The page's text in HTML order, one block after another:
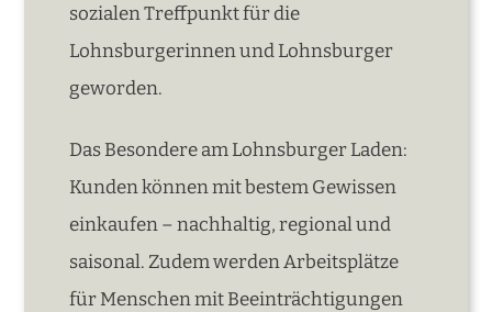
sozialen Treffpunkt für die
Lohnsburgerinnen und Lohnsburger
geworden.
Das Besondere am Lohnsburger Laden:
Kunden können mit bestem Gewissen
einkaufen – nachhaltig, regional und
saisonal. Zudem werden Arbeitsplätze
für Menschen mit Beeinträchtigungen